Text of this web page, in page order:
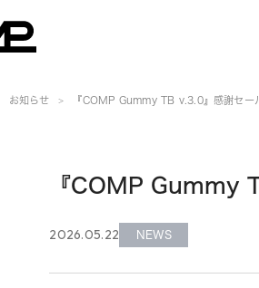
お知らせ 『COMP Gummy TB v.3.0』感謝セー
『COMP Gummy
2026.05.22 NEWS